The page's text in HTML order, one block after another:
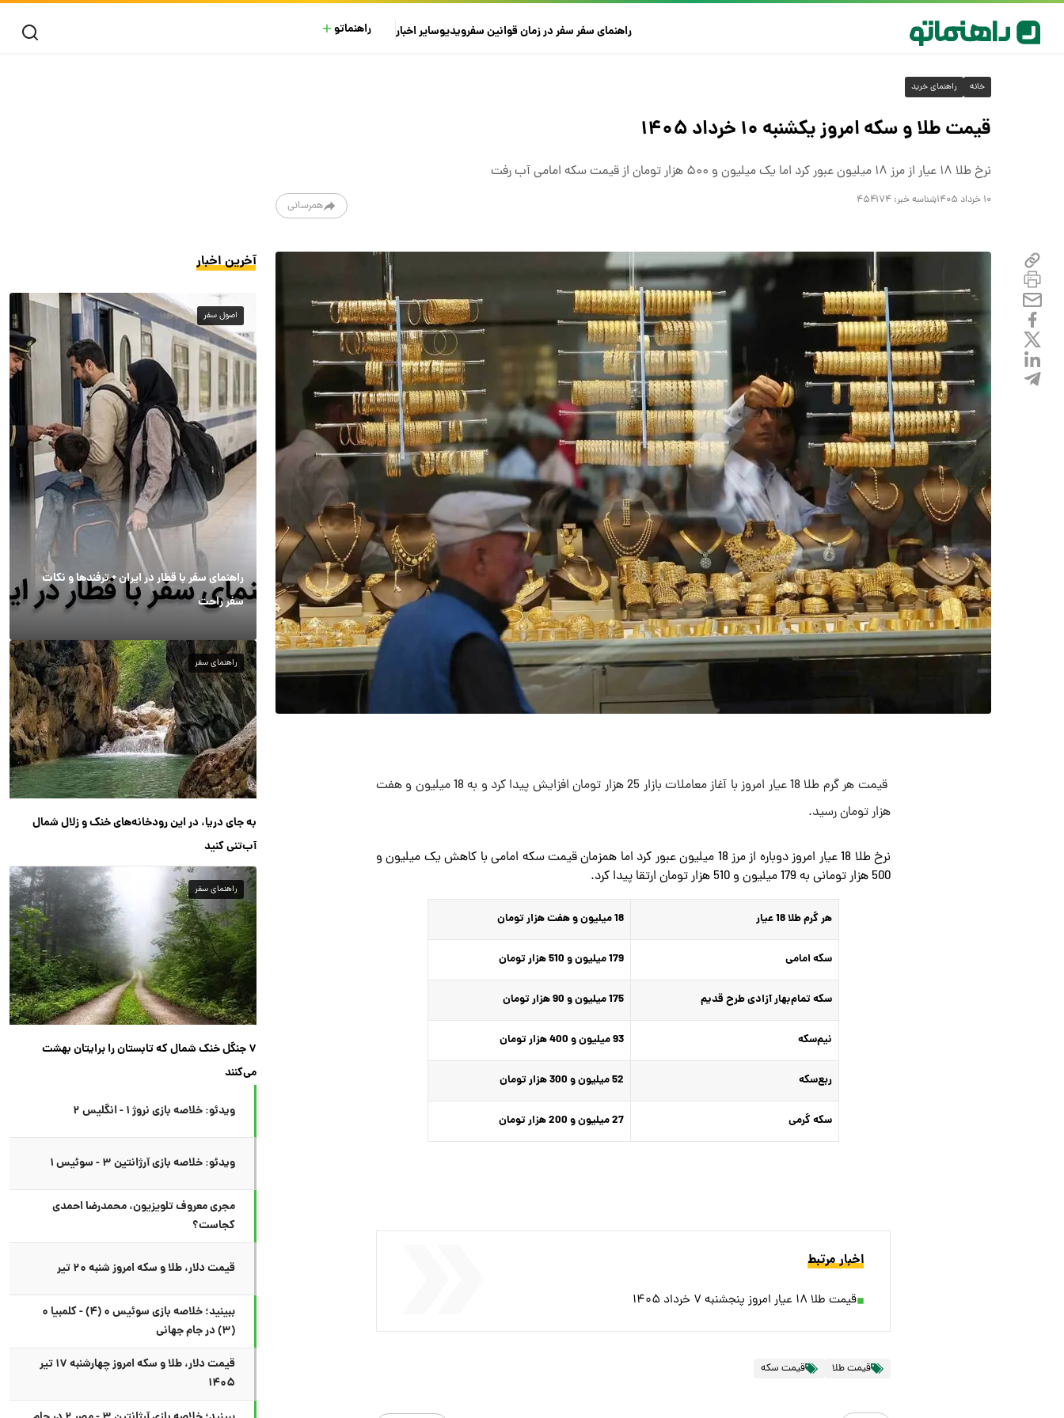
راهنمای سفرسفر در زمانقوانین سفرویدیوسایراخبار راهنماتو
خانه راهنمای خرید
قیمت طلا و سکه امروز یکشنبه ۱۰ خرداد ۱۴۰۵
نرخ طلا ۱۸ عیار از مرز ۱۸ میلیون عبور کرد اما یک میلیون و ۵۰۰ هزار تومان از قیمت سکه امامی آب رفت
۱۰ خرداد ۱۴۰۵ شناسه خبر: ۴۵۴۱۷۴ همرسانی
قیمت هر گرم طلا 18 عیار امروز با آغاز معاملات بازار 25 هزار تومان افزایش پیدا کرد و به 18 میلیون و هفت
هزار تومان رسید.
نرخ طلا 18 عیار امروز دوباره از مرز 18 میلیون عبور کرد اما همزمان قیمت سکه امامی با کاهش یک میلیون و
500 هزار تومانی به 179 میلیون و 510 هزار تومان ارتقا پیدا کرد.
هر گرم طلا 18 عیار 18 میلیون و هفت هزار تومان
سکه امامی 179 میلیون و 510 هزار تومان
سکه تمام‌بهار آزادی طرح قدیم 175 میلیون و 90 هزار تومان
نیم‌سکه 93 میلیون و 400 هزار تومان
ربع‌سکه 52 میلیون و 300 هزار تومان
سکه گرمی 27 میلیون و 200 هزار تومان
اخبار مرتبط
قیمت طلا ۱۸ عیار امروز پنجشنبه ۷ خرداد ۱۴۰۵
قیمت طلا قیمت سکه
آخرین اخبار
اصول سفر
راهنمای سفر با قطار در ایران + ترفندها و نکات
سفر راحت
راهنمای سفر
به جای دریا، در این رودخانه‌های خنک و زلال شمال
آب‌تنی کنید
راهنمای سفر
۷ جنگل خنک شمال که تابستان را برایتان بهشت
می‌کنند
ویدئو: خلاصه بازی نروژ ۱ - انگلیس ۲
ویدئو: خلاصه بازی آرژانتین ۳ - سوئیس ۱
مجری معروف تلویزیون، محمدرضا احمدی
کجاست؟
قیمت دلار، طلا و سکه امروز شنبه ۲۰ تیر
ببینید؛ خلاصه بازی سوئیس ۰ (۴) - کلمبیا ۰
(۳) در جام جهانی
قیمت دلار، طلا و سکه امروز چهارشنبه ۱۷ تیر
۱۴۰۵